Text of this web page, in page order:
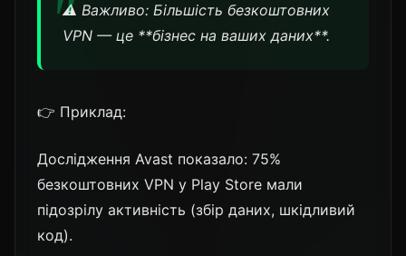
⚠️ Важливо: Більшість безкоштовних
VPN — це **бізнес на ваших даних**.
👉 Приклад:
Дослідження Avast показало: 75%
безкоштовних VPN у Play Store мали
підозрілу активність (збір даних, шкідливий
код).